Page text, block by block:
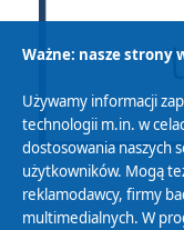
Ważne: nasze strony
Używamy informacji
technologii m.in. w
dostosowania naszych
użytkowników. Mogą
reklamodawcy, firmy
multimedialnych. W